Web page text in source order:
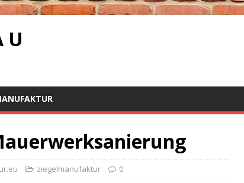
U
ziegelmanufaktur 0